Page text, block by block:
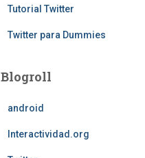
Tutorial Twitter
Twitter para Dummies
Blogroll
android
Interactividad.org